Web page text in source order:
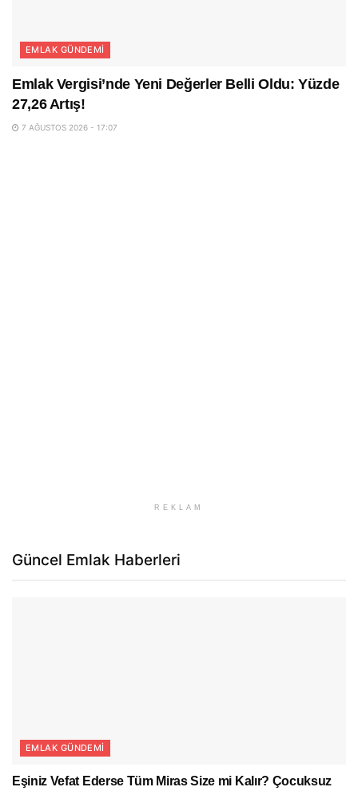
EMLAK GÜNDEMI
Emlak Vergisi’nde Yeni Değerler Belli Oldu: Yüzde
27,26 Artış!
7 AĞUSTOS 2026 - 17:07
REKLAM
Güncel Emlak Haberleri
EMLAK GÜNDEMI
Eşiniz Vefat Ederse Tüm Miras Size mi Kalır? Çocuksuz